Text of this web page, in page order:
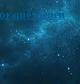
qué vienen